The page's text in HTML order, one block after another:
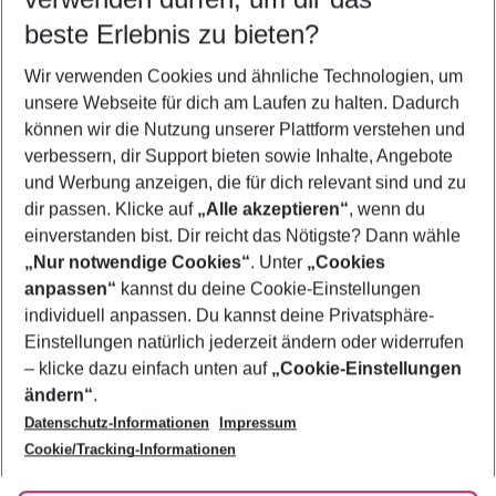
5-8 Nächte
2 Erwachsene Keine Kinder
Mehr Filter anzeigen
Footer
Footer navigation
Über uns
AGB
Bestpreisgarantie
Cookie-Einstellungen ändern
Cookie-Richtlinie
Agenturbetreuung
Barrierefreies Reisen
Folge uns
beste Erlebnis zu bieten?
Wir verwenden Cookies und ähnliche Technologien, um
unsere Webseite für dich am Laufen zu halten. Dadurch
können wir die Nutzung unserer Plattform verstehen und
verbessern, dir Support bieten sowie Inhalte, Angebote
und Werbung anzeigen, die für dich relevant sind und zu
dir passen. Klicke auf „Alle akzeptieren“, wenn du
einverstanden bist. Dir reicht das Nötigste? Dann wähle
„Nur notwendige Cookies“. Unter „Cookies
anpassen“ kannst du deine Cookie-Einstellungen
individuell anpassen. Du kannst deine Privatsphäre-
Einstellungen natürlich jederzeit ändern oder widerrufen
– klicke dazu einfach unten auf „Cookie-Einstellungen
ändern“.
Datenschutz-Informationen
Impressum
Cookie/Tracking-Informationen